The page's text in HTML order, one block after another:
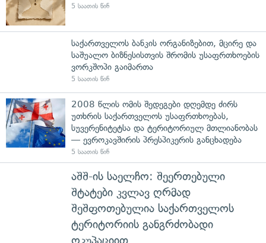
5 საათის წინ
საქართველოს ბანკის ორგანიზებით, მცირე და
საშუალო ბიზნესისთვის შრომის უსაფრთხოების
ვორკშოპი გაიმართა
5 საათის წინ
2008 წლის ომის შედეგები დღემდე ძირს
უთხრის საქართველოს უსაფრთხოებას,
სუვერენიტეტსა და ტერიტორიულ მთლიანობას
— ევროკავშირის პრესპიკერის განცხადება
5 საათის წინ
აშშ-ის საელჩო: შეერთებული
შტატები კვლავ ღრმად
შეშფოთებულია საქართველოს
ტერიტორიის განგრძობადი
ოკუპაციით